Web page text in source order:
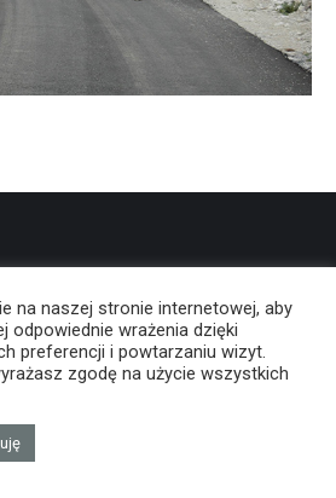
na naszej stronie internetowej, aby
odpowiednie wrażenia dzięki
preferencji i powtarzaniu wizyt.
zgodę na użycie wszystkich